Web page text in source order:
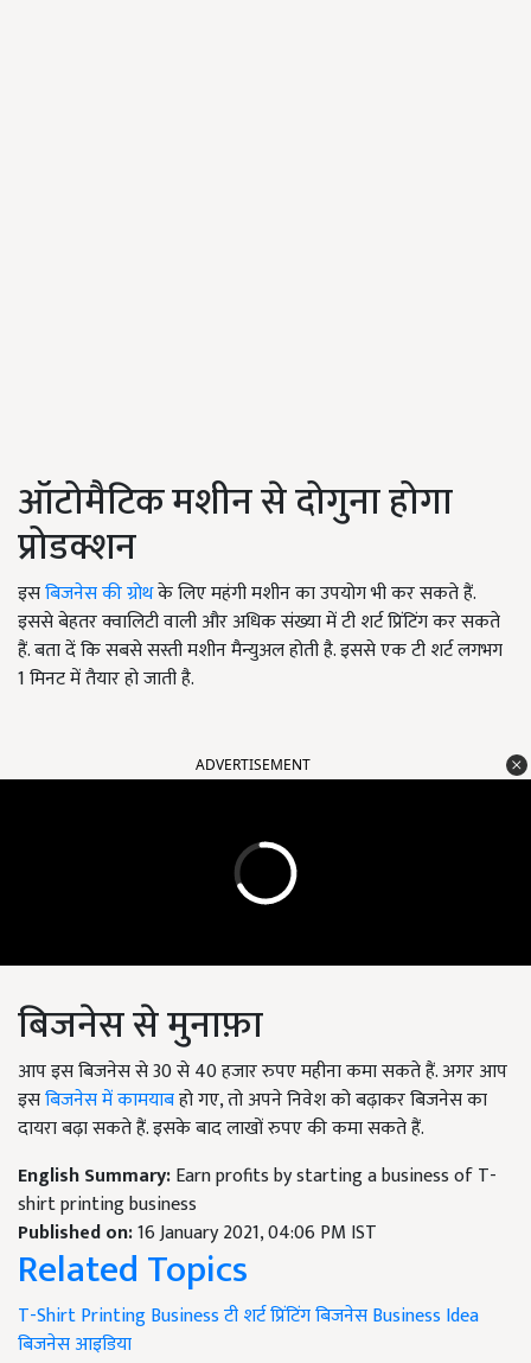
ऑटोमैटिक मशीन से दोगुना होगा
प्रोडक्शन
इसबिजनेस की ग्रोथके लिए महंगी मशीन का उपयोग भी कर सकते हैं.
इससे बेहतर क्वालिटी वाली और अधिक संख्या में टी शर्ट प्रिंटिंग कर सकते
हैं. बता दें कि सबसे सस्ती मशीन मैन्युअल होती है. इससे एक टी शर्ट लगभग
1 मिनट में तैयार हो जाती है.
ADVERTISEMENT
बिजनेस से मुनाफ़ा
आप इस बिजनेस से 30 से 40 हजार रुपए महीना कमा सकते हैं. अगर आप
इसबिजनेस में कामयाबहो गए, तो अपने निवेश को बढ़ाकर बिजनेस का
दायरा बढ़ा सकते हैं. इसके बाद लाखों रुपए की कमा सकते हैं.
English Summary:Earn profits by starting a business of T-
shirt printing business
Published on:16 January 2021, 04:06 PM IST
Related Topics
T-Shirt Printing Businessटी शर्ट प्रिंटिंग बिजनेसBusiness Idea
बिजनेस आइडिया